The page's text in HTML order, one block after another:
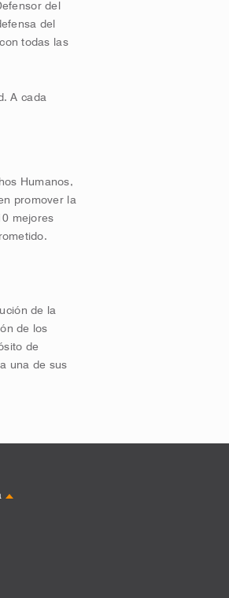
del
del
todas las
A cada
Humanos,
promover la
mejores
de la
de los
de
una de sus